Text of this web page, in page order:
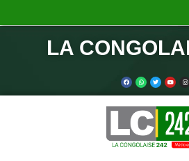
LA